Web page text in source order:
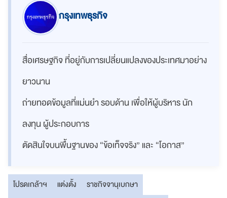
กรุงเทพธุรกิจ
สื่อเศรษฐกิจ ที่อยู่กับการเปลี่ยนแปลงของประเทศมาอย่าง
ยาวนาน
ถ่ายทอดข้อมูลที่แม่นยำ รอบด้าน เพื่อให้ผู้บริหาร นัก
ลงทุน ผู้ประกอบการ
ตัดสินใจบนพื้นฐานของ “ข้อเท็จจริง” และ “โอกาส”
โปรดเกล้าฯ แต่งตั้ง
ราชกิจจานุเบกษา